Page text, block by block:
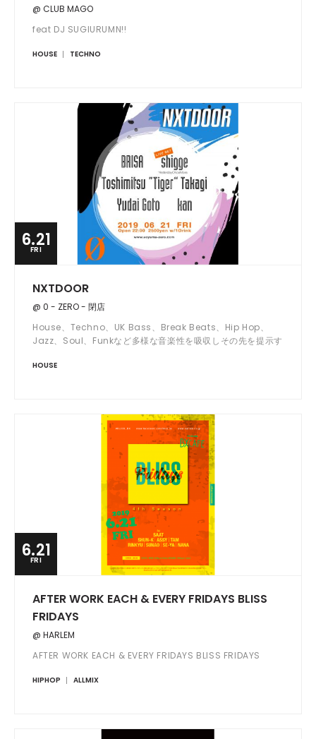
@ CLUB MAGO
feat DJ SUGIURUMN!!
HOUSE TECHNO
6.21
FRI
NXTDOOR
@ 0 - ZERO - 閉店
House、Techno、UK Bass、Break Beats、Hip Hop、
Jazz、Soul、Funkなど多様な音楽性を吸収しその先を提示す
テーマに隔月開催しているNXTDOOR。
HOUSE
6.21
FRI
AFTER WORK EACH & EVERY FRIDAYS BLISS
FRIDAYS
@ HARLEM
AFTER WORK EACH & EVERY FRIDAYS BLISS FRIDAYS
HIPHOP ALLMIX